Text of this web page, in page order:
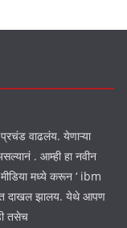
प्रचंड वाढलंय. येणाऱ्या
. आम्ही हा नवीन
मध्ये करून ‘ ibm
दाखल झालय. येथे आपण
तसेच